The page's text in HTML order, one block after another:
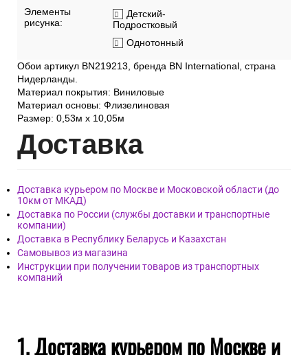
Элементы
рисунка:
Детский-
Подростковый
Однотонный
Обои артикул BN219213, бренда BN International, страна
Нидерланды.
Материал покрытия: Виниловые
Материал основы: Флизелиновая
Размер: 0,53м x 10,05м
Доставка
Доставка курьером по Москве и Московской области (до
10км от МКАД)
Доставка по России (службы доставки и транспортные
компании)
Доставка в Республику Беларусь и Казахстан
Самовывоз из магазина
Инструкции при получении товаров из транспортных
компаний
1. Доставка курьером по Москве и